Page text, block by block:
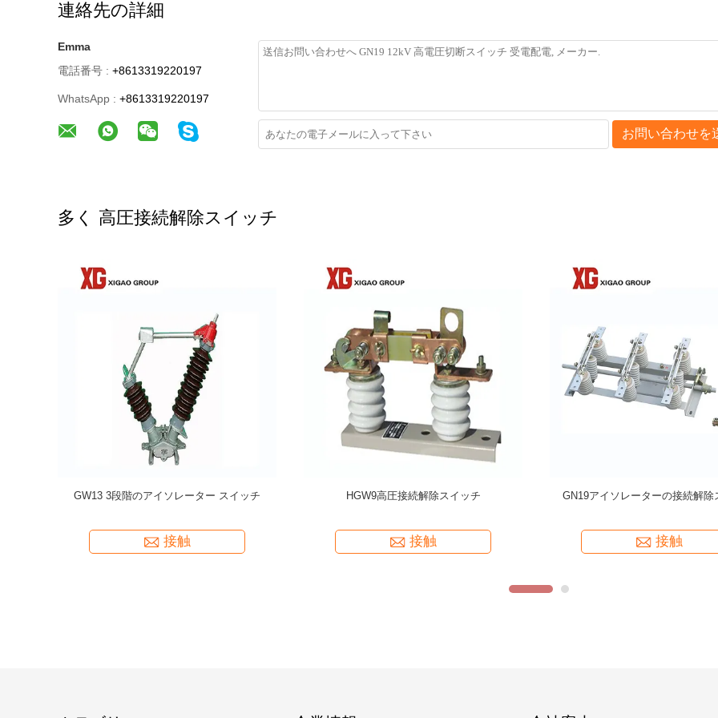
連絡先の詳細
Emma
電話番号 : +8613319220197
WhatsApp : +8613319220197
お問い合わせを
多く 高圧接続解除スイッチ
Manually/Automatically Operation High Voltage
接触
2000 Life High Voltage Disconnect Switch
接触
High Reliability High Voltage
接触